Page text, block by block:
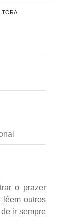
o prazer
lêem outros
ir sempre